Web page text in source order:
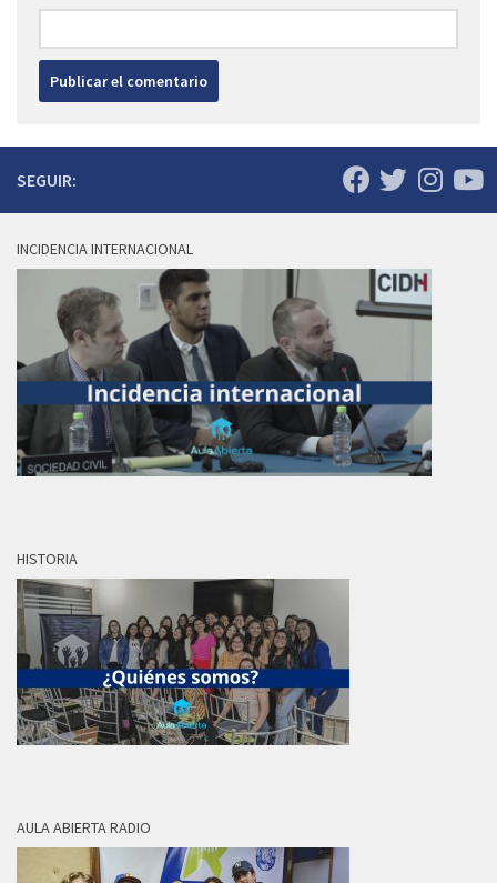
SEGUIR:
INCIDENCIA INTERNACIONAL
HISTORIA
AULA ABIERTA RADIO